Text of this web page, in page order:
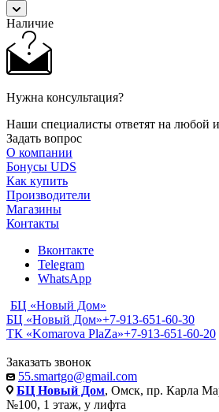
Наличие
Нужна консультация?
Наши специалисты ответят на любой
Задать вопрос
О компании
Бонусы UDS
Как купить
Производители
Магазины
Контакты
Вконтакте
Telegram
WhatsApp
БЦ «Новый Дом»
БЦ «Новый Дом»+7-913-651-60-30
ТК «Komarova PlaZa»+7-913-651-60-20
Заказать звонок
55.smartgo@gmail.com
БЦ Новый Дом, Омск, пр. Карла
№100, 1 этаж, у лифта